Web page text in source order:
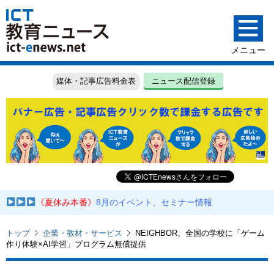
媒体・記事広告料金表 ニュース配信登録
《夏休み本番》8月のイベント、セミナー情報
トップ 企業・教材・サービス
NEIGHBOR、全国の学校に「ゲーム
作り体験×AI学習」プログラム無償提供